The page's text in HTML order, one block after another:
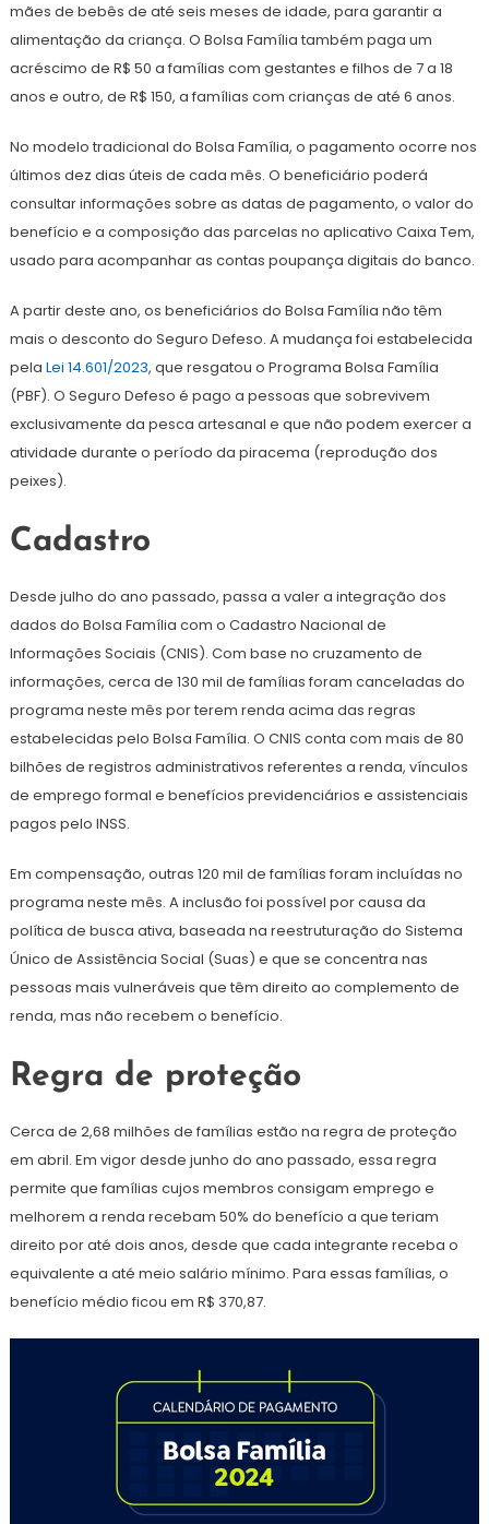
mães de bebês de até seis meses de idade, para garantir a
alimentação da criança. O Bolsa Família também paga um
acréscimo de R$ 50 a famílias com gestantes e filhos de 7 a 18
anos e outro, de R$ 150, a famílias com crianças de até 6 anos.
No modelo tradicional do Bolsa Família, o pagamento ocorre nos
últimos dez dias úteis de cada mês. O beneficiário poderá
consultar informações sobre as datas de pagamento, o valor do
benefício e a composição das parcelas no aplicativo Caixa Tem,
usado para acompanhar as contas poupança digitais do banco.
A partir deste ano, os beneficiários do Bolsa Família não têm
mais o desconto do Seguro Defeso. A mudança foi estabelecida
pela Lei 14.601/2023, que resgatou o Programa Bolsa Família
(PBF). O Seguro Defeso é pago a pessoas que sobrevivem
exclusivamente da pesca artesanal e que não podem exercer a
atividade durante o período da piracema (reprodução dos
peixes).
Cadastro
Desde julho do ano passado, passa a valer a integração dos
dados do Bolsa Família com o Cadastro Nacional de
Informações Sociais (CNIS). Com base no cruzamento de
informações, cerca de 130 mil de famílias foram canceladas do
programa neste mês por terem renda acima das regras
estabelecidas pelo Bolsa Família. O CNIS conta com mais de 80
bilhões de registros administrativos referentes a renda, vínculos
de emprego formal e benefícios previdenciários e assistenciais
pagos pelo INSS.
Em compensação, outras 120 mil de famílias foram incluídas no
programa neste mês. A inclusão foi possível por causa da
política de busca ativa, baseada na reestruturação do Sistema
Único de Assistência Social (Suas) e que se concentra nas
pessoas mais vulneráveis que têm direito ao complemento de
renda, mas não recebem o benefício.
Regra de proteção
Cerca de 2,68 milhões de famílias estão na regra de proteção
em abril. Em vigor desde junho do ano passado, essa regra
permite que famílias cujos membros consigam emprego e
melhorem a renda recebam 50% do benefício a que teriam
direito por até dois anos, desde que cada integrante receba o
equivalente a até meio salário mínimo. Para essas famílias, o
benefício médio ficou em R$ 370,87.